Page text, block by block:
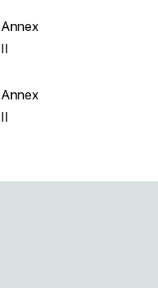
Annex
II
Annex
II